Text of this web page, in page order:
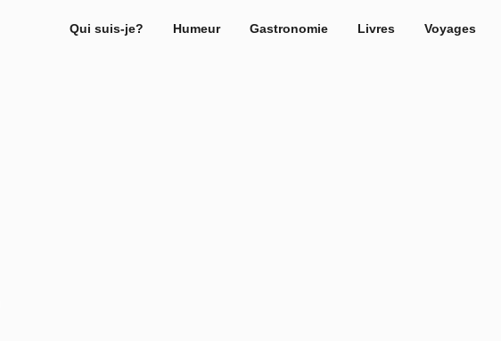
Qui suis-je? Humeur Gastronomie Livres Voyages